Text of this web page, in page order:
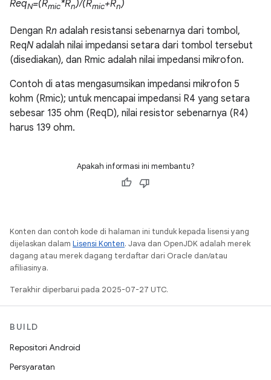
ReqN=(Rmic*Rn)/(Rmic+Rn)
Dengan Rn adalah resistansi sebenarnya dari tombol,
ReqN adalah nilai impedansi setara dari tombol tersebut
(disediakan), dan Rmic adalah nilai impedansi mikrofon.
Contoh di atas mengasumsikan impedansi mikrofon 5
kohm (Rmic); untuk mencapai impedansi R4 yang setara
sebesar 135 ohm (ReqD), nilai resistor sebenarnya (R4)
harus 139 ohm.
Apakah informasi ini membantu?
Konten dan contoh kode di halaman ini tunduk kepada lisensi yang
dijelaskan dalam Lisensi Konten. Java dan OpenJDK adalah merek
dagang atau merek dagang terdaftar dari Oracle dan/atau
afiliasinya.
Terakhir diperbarui pada 2025-07-27 UTC.
BUILD
Repositori Android
Persyaratan